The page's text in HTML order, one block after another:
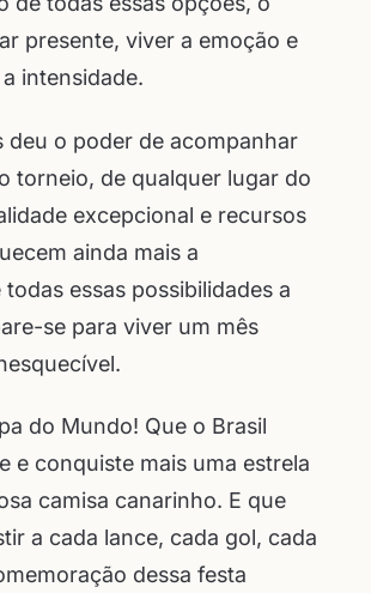
presente, viver a emoção e
intensidade.
deu o poder de acompanhar
torneio, de qualquer lugar do
excepcional e recursos
ainda mais a
essas possibilidades a
se para viver um mês
do Mundo! Que o Brasil
e conquiste mais uma estrela
camisa canarinho. E que
a cada lance, cada gol, cada
dessa festa